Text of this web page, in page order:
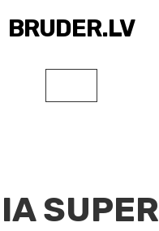
BRUDER.LV
SUPER